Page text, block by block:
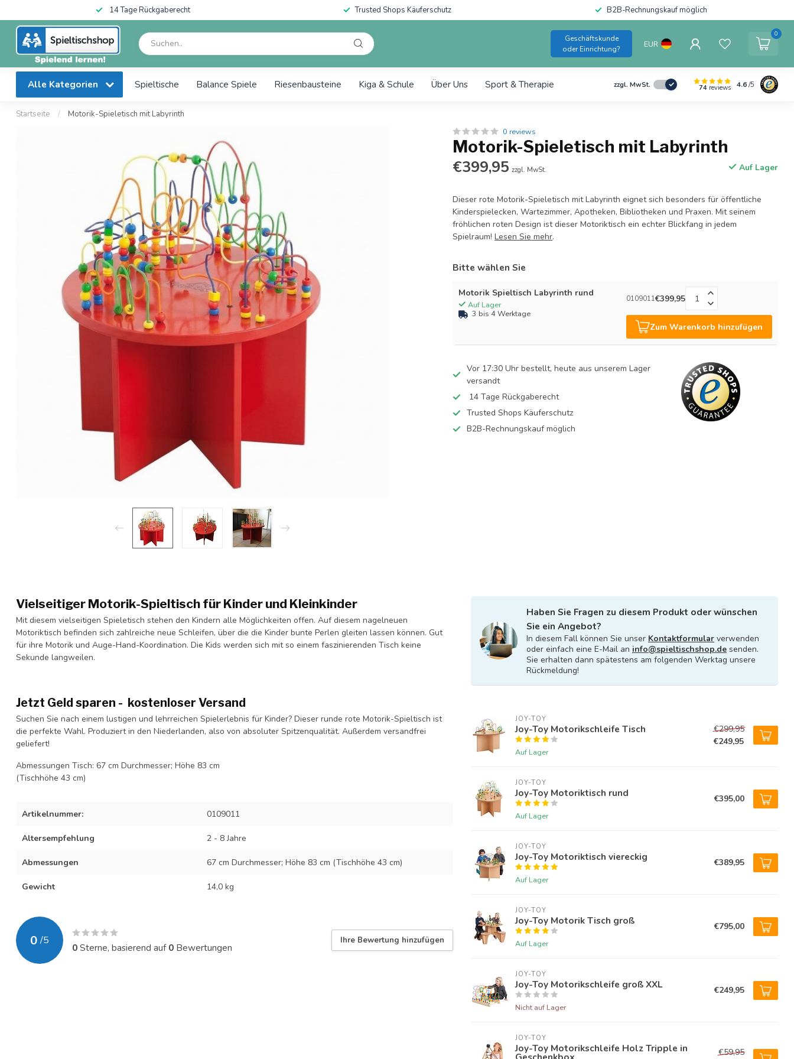
14 Tage Rückgaberecht Trusted Shops Käuferschutz B2B-Rechnungskauf möglich
Geschäftskunde
oder Einrichtung?
EUR
0
Alle Kategorien Spieltische Balance Spiele Riesenbausteine Kiga & Schule Über Uns Sport & Therapie zzgl. MwSt. 74 reviews 4.6/5
Startseite / Motorik-Spieletisch mit Labyrinth
0 reviews
Motorik-Spieletisch mit Labyrinth
€399,95 zzgl. MwSt. Auf Lager
Dieser rote Motorik-Spieletisch mit Labyrinth eignet sich besonders für öffentliche
Kinderspielecken, Wartezimmer, Apotheken, Bibliotheken und Praxen. Mit seinem
fröhlichen roten Design ist dieser Motoriktisch ein echter Blickfang in jedem
Spielraum!Lesen Sie mehr.
Bitte wählen Sie
Motorik Spieltisch Labyrinth rund
Auf Lager
3 bis 4 Werktage
0109011€399,95
Zum Warenkorb hinzufügen
Vor 17:30 Uhr bestellt, heute aus unserem Lager
versandt
14 Tage Rückgaberecht
Trusted Shops Käuferschutz
B2B-Rechnungskauf möglich
Vielseitiger Motorik-Spieltisch für Kinder und Kleinkinder
Mit diesem vielseitigen Spieletisch stehen den Kindern alle Möglichkeiten offen. Auf diesem nagelneuen
Motoriktisch befinden sich zahlreiche neue Schleifen, über die die Kinder bunte Perlen gleiten lassen können. Gut
für ihre Motorik und Auge-Hand-Koordination. Die Kids werden sich mit so einem faszinierenden Tisch keine
Sekunde langweilen.
Jetzt Geld sparen - kostenloser Versand
Suchen Sie nach einem lustigen und lehrreichen Spielerlebnis für Kinder? Dieser runde rote Motorik-Spieltisch ist
die perfekte Wahl. Produziert in den Niederlanden, also von absoluter Spitzenqualität. Außerdem versandfrei
geliefert!
Abmessungen Tisch: 67 cm Durchmesser; Höhe 83 cm
(Tischhöhe 43 cm)
Artikelnummer: 0109011
Altersempfehlung 2 - 8 Jahre
Abmessungen 67 cm Durchmesser; Höhe 83 cm (Tischhöhe 43 cm)
Gewicht 14,0 kg
0 /5
0Sterne, basierend auf0 Bewertungen
Ihre Bewertung hinzufügen
Haben Sie Fragen zu diesem Produkt oder wünschen
Sie ein Angebot?
In diesem Fall können Sie unser Kontaktformular verwenden
oder einfach eine E-Mail an info@spieltischshop.de senden.
Sie erhalten dann spätestens am folgenden Werktag unsere
Rückmeldung!
JOY-TOY
Joy-Toy Motorikschleife Tisch
Auf Lager
€299,95
€249,95
JOY-TOY
Joy-Toy Motoriktisch rund
Auf Lager
€395,00
JOY-TOY
Joy-Toy Motoriktisch viereckig
Auf Lager
€389,95
JOY-TOY
Joy-Toy Motorik Tisch groß
Auf Lager
€795,00
JOY-TOY
Joy-Toy Motorikschleife groß XXL
Nicht auf Lager
€249,95
JOY-TOY
Joy-Toy Motorikschleife Holz Tripple in €59,95